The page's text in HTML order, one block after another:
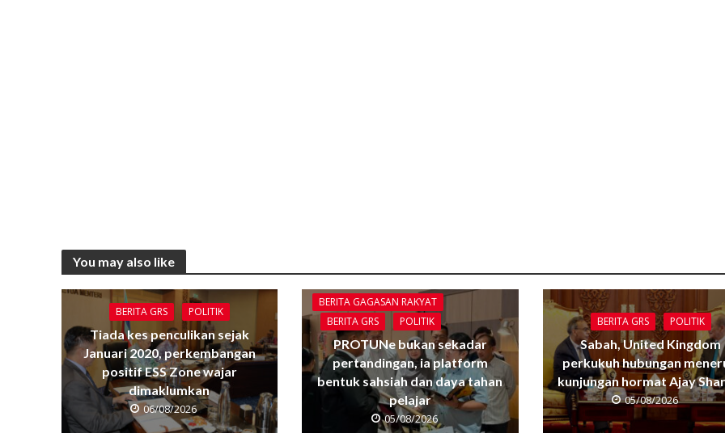
You may also like
BERITA GRS POLITIK
Tiada kes penculikan sejak
Januari 2020, perkembangan
positif ESS Zone wajar
dimaklumkan
06/08/2026
BERITA GAGASAN RAKYAT
BERITA GRS
POLITIK
PROTUNe bukan sekadar
pertandingan, ia platform
bentuk sahsiah dan daya tahan
pelajar
05/08/2026
BERITA GRS POLITIK
Sabah, United Kingdom
perkukuh hubungan
kunjungan hormat Ajay
05/08/2026